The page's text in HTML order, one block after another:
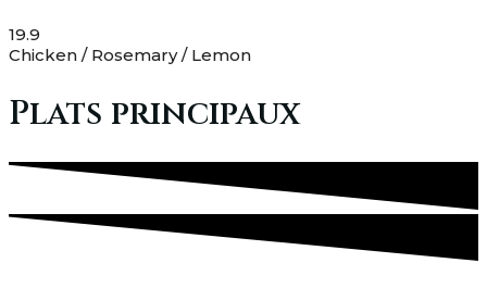
19.9
Chicken / Rosemary / Lemon
Plats principaux